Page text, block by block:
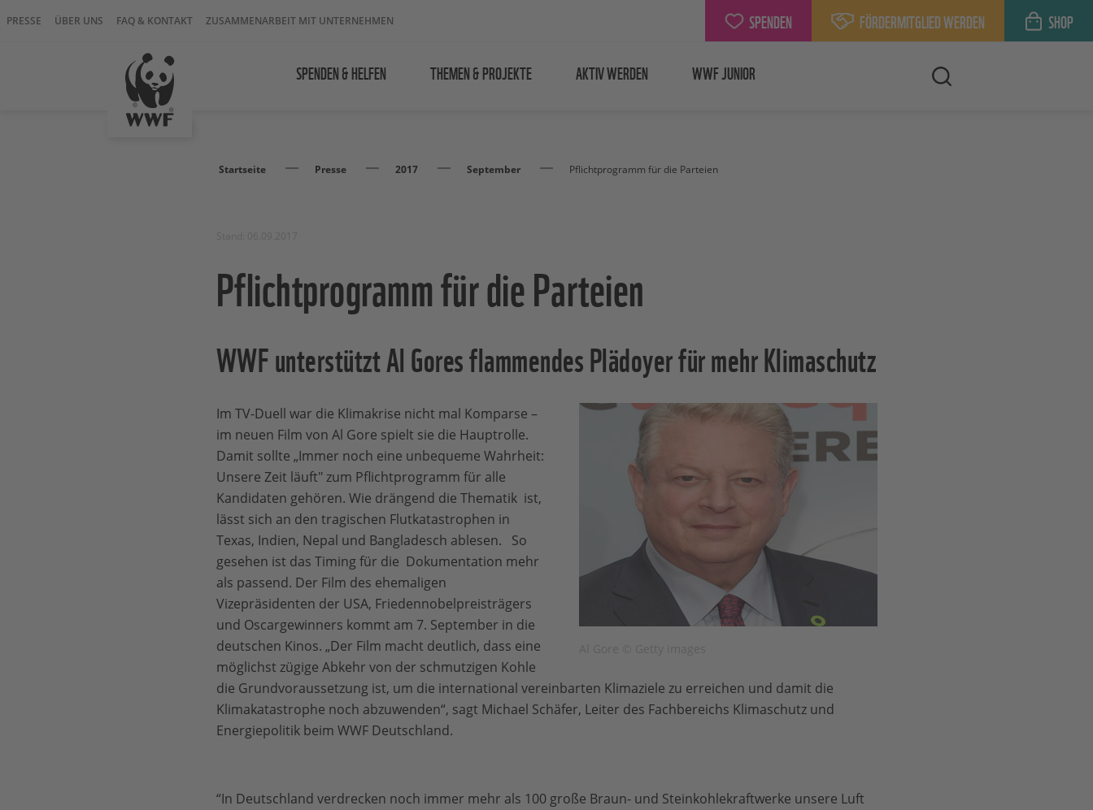
PRESSE ÜBER UNS FAQ & KONTAKT ZUSAMMENARBEIT MIT UNTERNEHMEN SPENDEN FÖRDERMITGLIED WERDEN SHOP
SPENDEN & HELFEN THEMEN & PROJEKTE AKTIV WERDEN WWF JUNIOR
Startseite Presse 2017 September Pflichtprogramm für die Parteien
Pflichtprogramm für die Parteien
WWF unterstützt Al Gores flammendes Plädoyer für mehr Klimaschutz
Im TV-Duell war die Klimakrise nicht mal Komparse –
im neuen Film von Al Gore spielt sie die Hauptrolle.
Damit sollte „Immer noch eine unbequeme Wahrheit:
Unsere Zeit läuft" zum Pflichtprogramm für alle
Kandidaten gehören. Wie drängend die Thematik ist,
lässt sich an den tragischen Flutkatastrophen in
Texas, Indien, Nepal und Bangladesch ablesen. So
gesehen ist das Timing für die Dokumentation mehr
als passend. Der Film des ehemaligen
Vizepräsidenten der USA, Friedennobelpreisträgers
und Oscargewinners kommt am 7. September in die
deutschen Kinos. „Der Film macht deutlich, dass eine
möglichst zügige Abkehr von der schmutzigen Kohle
die Grundvoraussetzung ist, um die international vereinbarten Klimaziele zu erreichen und damit die
Klimakatastrophe noch abzuwenden“, sagt Michael Schäfer, Leiter des Fachbereichs Klimaschutz und
Energiepolitik beim WWF Deutschland.
“In Deutschland verdrecken noch immer mehr als 100 große Braun- und Steinkohlekraftwerke unsere Luft